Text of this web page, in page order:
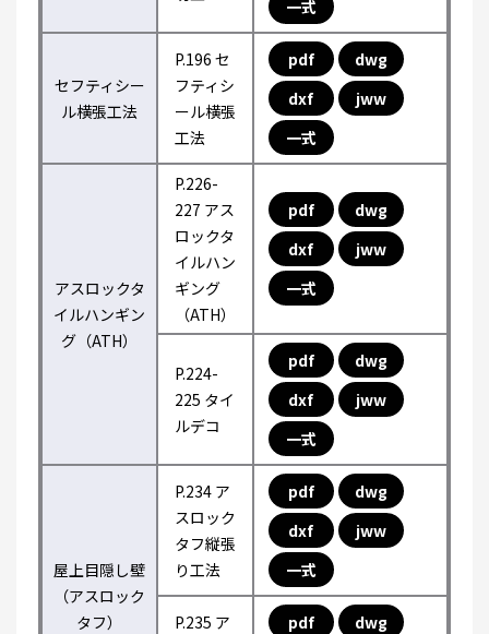
一式
セフティシー
ル横張工法
P.196 セ
フティシ
ール横張
工法
pdf
dwg
dxf
jww
一式
アスロックタ
イルハンギン
グ（ATH）
P.226-
227 アス
ロックタ
イルハン
ギング
（ATH）
pdf
dwg
dxf
jww
一式
P.224-
225 タイ
ルデコ
pdf
dwg
dxf
jww
一式
屋上目隠し壁
（アスロック
タフ）
P.234 ア
スロック
タフ縦張
り工法
pdf
dwg
dxf
jww
一式
P.235 ア
pdf
dwg